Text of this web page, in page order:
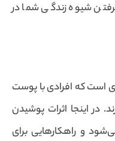
شیوه زندگی شما در
که افرادی با پوست
در اینجا اثرات پوشیدن
و راهکارهایی برای